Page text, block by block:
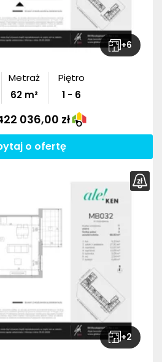
+6
Metraż
62 m²
Piętro
1 - 6
036,00 zł
o ofertę
+2